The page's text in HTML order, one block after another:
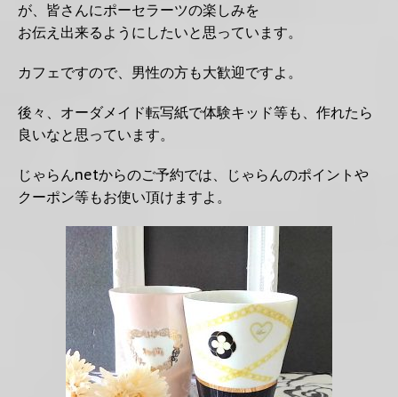
が、皆さんにポーセラーツの楽しみを
お伝え出来るようにしたいと思っています。
カフェですので、男性の方も大歓迎ですよ。
後々、オーダメイド転写紙で体験キッド等も、作れたら
良いなと思っています。
じゃらんnetからのご予約では、じゃらんのポイントや
クーポン等もお使い頂けますよ。